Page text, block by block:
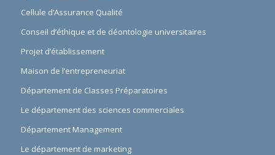
Cellule d’Assurance Qualité
Conseil d’éthique et de déontologie universitaires
Projet d’établissement
Maison de l’entrepreneuriat
Département de Classes Préparatoires
Le département des sciences commerciales
Département Management
Le département de marketing